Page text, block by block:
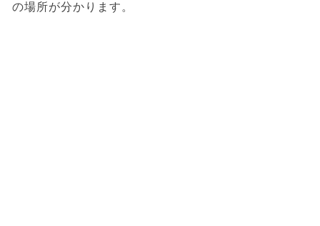
の場所が分かります。